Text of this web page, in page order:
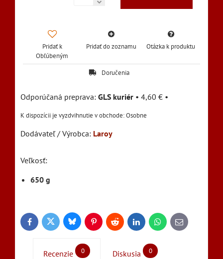
Pridať k
Obľúbeným
Pridať do zoznamu Otázka k produktu
Doručenia
GLS kuriér • 4,60 € •
Osobne
Dodávateľ / Výrobca: Laroy
Veľkosť:
650 g
FacebookTwitter BlueskyPinterestReddit LinkedInWhatsApp
E-
mail
Recenzie 0 Diskusia 0